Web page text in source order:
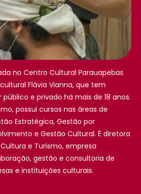
no Centro Cultural Parauapebas
Flávia Vianna, que tem
e privado há mais de 18 anos.
possui cursos nas áreas de
Estratégica, Gestão por
e Gestão Cultural. É diretora
e Turismo, empresa
gestão e consultoria de
e instituições culturais.